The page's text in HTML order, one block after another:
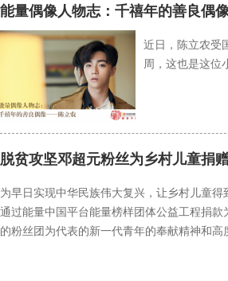
能量偶像人物志：千禧年的善良
近日，陈立农受
周，这也是这位
脱贫攻坚邓超元粉丝为乡村儿童捐
为早日实现中华民族伟大复兴，让乡村儿童
通过能量中国平台能量榜样团体公益工程捐
的粉丝团为代表的新一代青年的奉献精神和高